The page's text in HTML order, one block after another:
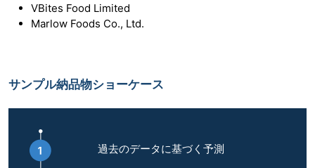
VBites Food Limited
Marlow Foods Co., Ltd.
サンプル納品物ショーケース
過去のデータに基づく予測